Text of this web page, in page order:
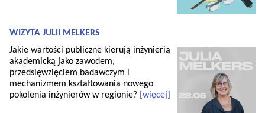
WIZYTA JULII MELKERS
Jakie wartości publiczne kierują inżynierią
akademicką jako zawodem,
przedsięwzięciem badawczym i
mechanizmem kształtowania nowego
pokolenia inżynierów w regionie? [więcej]